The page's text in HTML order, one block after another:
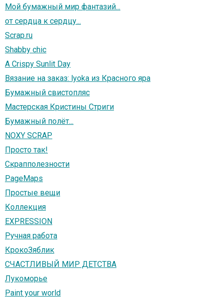
Мой бумажный мир фантазий...
от сердца к сердцу...
Scrap.ru
Shabby chic
A Crispy Sunlit Day
Вязание на заказ: lyoka из Красного яра
Бумажный свистопляс
Мастерская Кристины Стриги
Бумажный полёт...
NOXY SCRAP
Просто так!
Скрапполезности
PageMaps
Простые вещи
Коллекция
EXPRESSION
Ручная работа
КрокоЗяблик
СЧАСТЛИВЫЙ МИР ДЕТСТВА
Лукоморье
Paint your world